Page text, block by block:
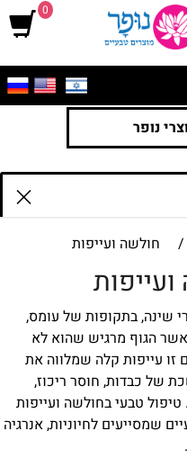
נופר
0
/ חולשה ועייפות
שינה, בתקופות של עומס,
הגוף מרגיש שהוא לא
עייפות קלה שמלווה את
של כבדות, חוסר ריכוז,
טיפול טבעי בחולשה ועייפות
שמסייעים לחיוניות, אנרגיה